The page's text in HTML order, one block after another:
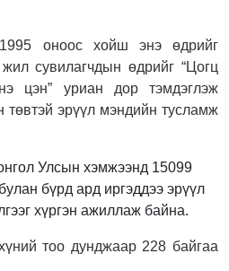
оноос хойш энэ өдрийг
сувилагчдын өдрийг “Цогц
цэн” уриан дор тэмдэглэж
төвтэй эрүүл мэндийн тусламж
Улсын хэмжээнд 15099
бүрд ард иргэддээ эрүүл
хүргэн ажиллаж байна.
тоо дунджаар 228 байгаа